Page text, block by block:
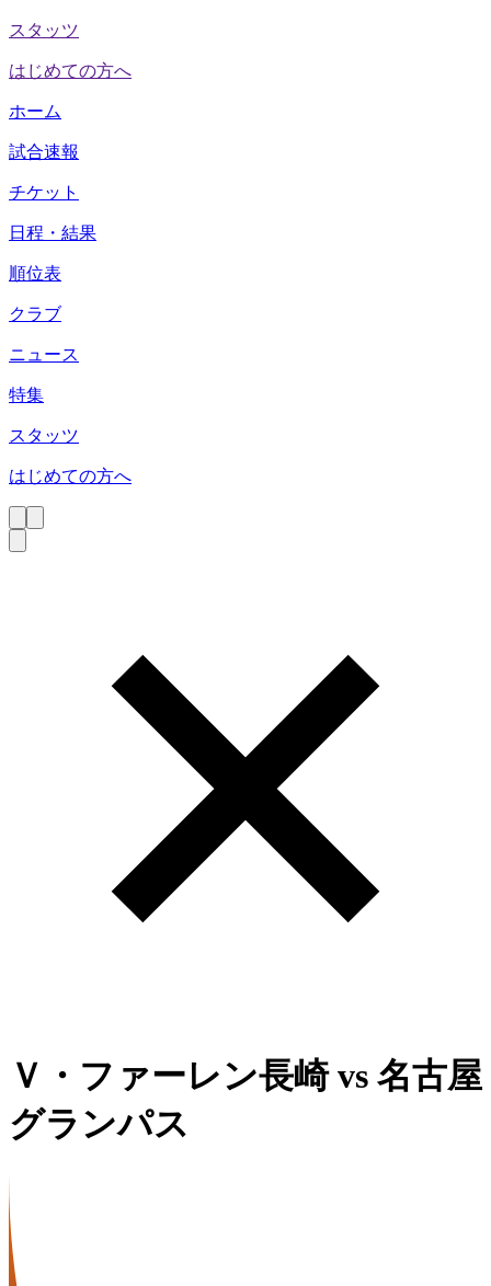
スタッツ
はじめての方へ
ホーム
試合速報
チケット
日程・結果
順位表
クラブ
ニュース
特集
スタッツ
はじめての方へ
Ｖ・ファーレン長崎vs 名古屋
グランパス